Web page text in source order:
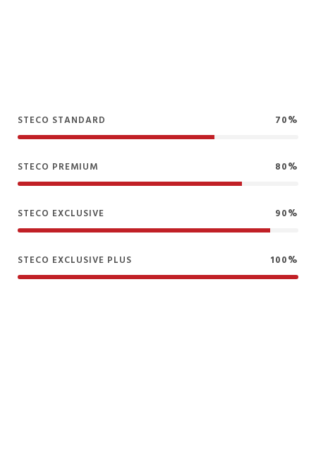
STECO STANDARD 70%
STECO PREMIUM 80%
STECO EXCLUSIVE 90%
STECO EXCLUSIVE PLUS 100%